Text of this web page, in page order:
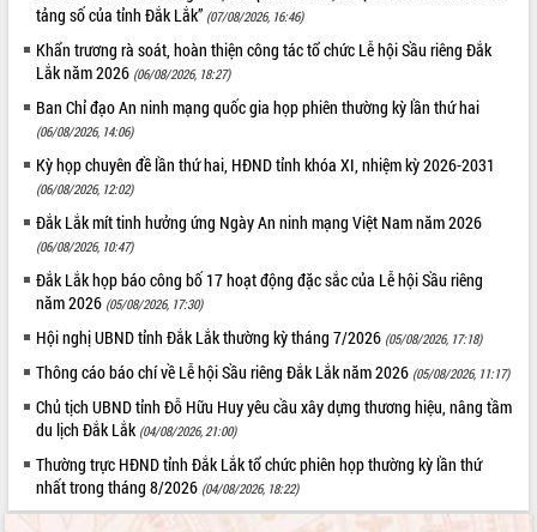
Trình diễn nghệ thuật chế biến các
món ăn từ sầu riêng
Đắk Lắk công bố Quy hoạch và xúc
tiến đầu tư tỉnh
Ngành cá ngừ Đắk Lắk chủ động thích
Diễn đàn Kinh tế tư nhân Việt Nam đột
phá cơ chế - Hợp tác công tư
Đề án 06 tạo bước ngoặt đột phá trong
cải cách hành chính tỉnh Đắk Lắk
Kết nối tour, đẩy mạnh chuyển đổi số
để phát triển du lịch Đắk Lắk
Khởi động Dự án Đầu tư xây dựng hạ
tầng kỹ thuật Cụm công nghiệp Tân
Gặp mặt các cơ quan báo chí nhân Kỷ
niệm 101 năm Ngày Báo chí Cách
mạng Việt Nam
Đắk Lắk sơ kết 4 năm triển khai thực
hiện Đề án 06 của Chính phủ
tảng số của tỉnh Đắk Lắk” (07/08/2026, 16:46)
Khẩn trương rà soát, hoàn thiện công tác tổ chức Lễ hội Sầu riêng Đắk
Lắk năm 2026 (06/08/2026, 18:27)
Ban Chỉ đạo An ninh mạng quốc gia họp phiên thường kỳ lần thứ hai
(06/08/2026, 14:06)
Kỳ họp chuyên đề lần thứ hai, HĐND tỉnh khóa XI, nhiệm kỳ 2026-2031
(06/08/2026, 12:02)
Đắk Lắk mít tinh hưởng ứng Ngày An ninh mạng Việt Nam năm 2026
(06/08/2026, 10:47)
Đắk Lắk họp báo công bố 17 hoạt động đặc sắc của Lễ hội Sầu riêng
năm 2026 (05/08/2026, 17:30)
Hội nghị UBND tỉnh Đắk Lắk thường kỳ tháng 7/2026 (05/08/2026, 17:18)
Thông cáo báo chí về Lễ hội Sầu riêng Đắk Lắk năm 2026 (05/08/2026, 11:17)
Chủ tịch UBND tỉnh Đỗ Hữu Huy yêu cầu xây dựng thương hiệu, nâng tầm
du lịch Đắk Lắk (04/08/2026, 21:00)
Thường trực HĐND tỉnh Đắk Lắk tổ chức phiên họp thường kỳ lần thứ
nhất trong tháng 8/2026 (04/08/2026, 18:22)